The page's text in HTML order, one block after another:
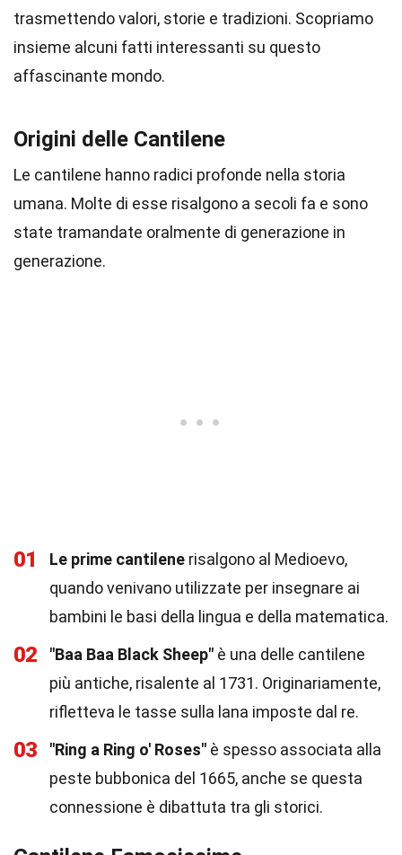
trasmettendo valori, storie e tradizioni. Scopriamo
insieme alcuni fatti interessanti su questo
affascinante mondo.
Origini delle Cantilene
Le cantilene hanno radici profonde nella storia
umana. Molte di esse risalgono a secoli fa e sono
state tramandate oralmente di generazione in
generazione.
01 Le prime cantilene risalgono al Medioevo,
quando venivano utilizzate per insegnare ai
bambini le basi della lingua e della matematica.
02 "Baa Baa Black Sheep" è una delle cantilene
più antiche, risalente al 1731. Originariamente,
rifletteva le tasse sulla lana imposte dal re.
03 "Ring a Ring o' Roses" è spesso associata alla
peste bubbonica del 1665, anche se questa
connessione è dibattuta tra gli storici.